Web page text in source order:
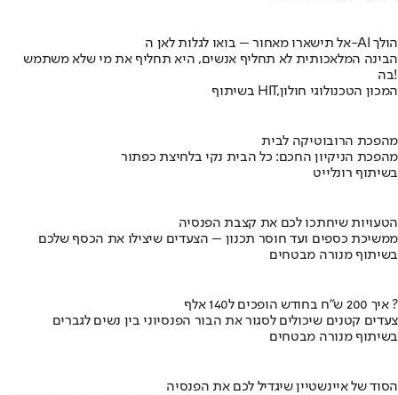
אל תישארו מאחור – בואו לגלות לאן ה-AI הולך
הבינה המלאכותית לא תחליף אנשים, היא תחליף את מי שלא משתמש
בה!
בשיתוף HIT,המכון הטכנולוגי חולון
מהפכת הרובוטיקה לבית
מהפכת הניקיון החכם: כל הבית נקי בלחיצת כפתור
בשיתוף רונלייט
הטעויות שיחתכו לכם את קצבת הפנסיה
ממשיכת כספים ועד חוסר תכנון – הצעדים שיצילו את הכסף שלכם
בשיתוף מנורה מבטחים
איך 200 ש"ח בחודש הופכים ל140 אלף ?
צעדים קטנים שיכולים לסגור את הבור הפנסיוני בין נשים לגברים
בשיתוף מנורה מבטחים
הסוד של איינשטיין שיגדיל לכם את הפנסיה